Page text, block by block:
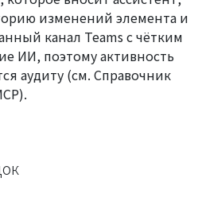
изменений элемента и
канал Teams с чётким
ИИ, поэтому активность
аудиту (см. Справочник
).